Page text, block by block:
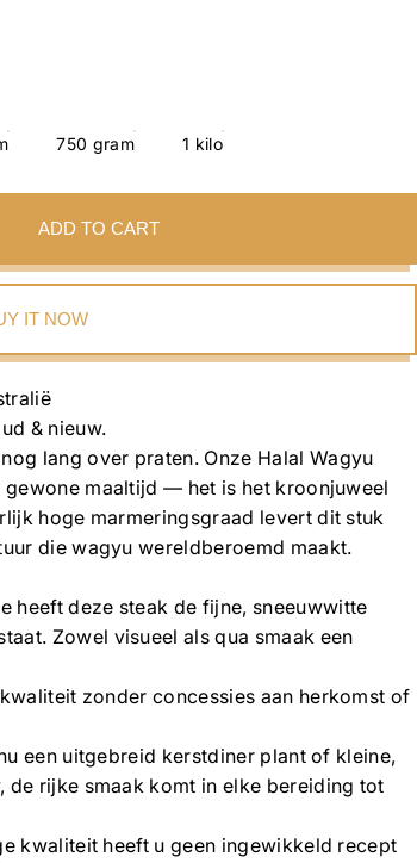
750 gram 1 kilo
ADD TO CART
IT NOW
& nieuw.
lang over praten. Onze Halal Wagyu
maaltijd — het is het kroonjuweel
hoge marmeringsgraad levert dit stuk
die wagyu wereldberoemd maakt.
heeft deze steak de fijne, sneeuwwitte
Zowel visueel als qua smaak een
zonder concessies aan herkomst of
een uitgebreid kerstdiner plant of kleine,
de rijke smaak komt in elke bereiding tot
kwaliteit heeft u geen ingewikkeld recept